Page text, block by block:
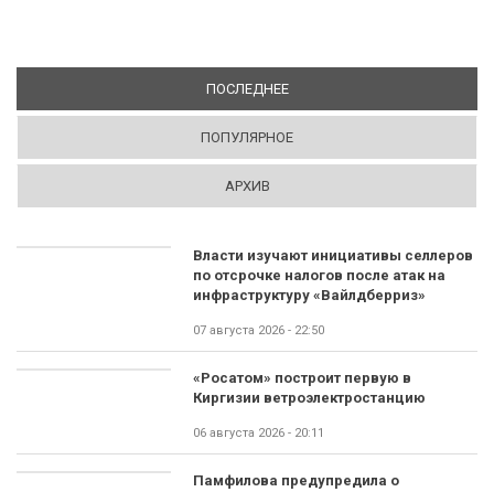
ПОСЛЕДНЕЕ(АКТИВНАЯ ВКЛАДКА)
ПОПУЛЯРНОЕ
АРХИВ
Власти изучают инициативы селлеров
по отсрочке налогов после атак на
инфраструктуру «Вайлдберриз»
07 августа 2026 - 22:50
«Росатом» построит первую в
Киргизии ветроэлектростанцию
06 августа 2026 - 20:11
Памфилова предупредила о